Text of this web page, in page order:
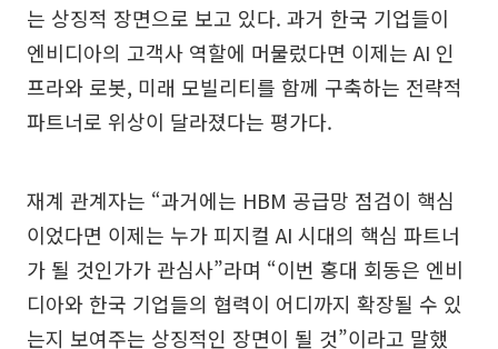
는 상징적 장면으로 보고 있다. 과거 한국 기업들이
엔비디아의 고객사 역할에 머물렀다면 이제는 AI 인
프라와 로봇, 미래 모빌리티를 함께 구축하는 전략적
파트너로 위상이 달라졌다는 평가다.
재계 관계자는 “과거에는 HBM 공급망 점검이 핵심
이었다면 이제는 누가 피지컬 AI 시대의 핵심 파트너
가 될 것인가가 관심사”라며 “이번 홍대 회동은 엔비
디아와 한국 기업들의 협력이 어디까지 확장될 수 있
는지 보여주는 상징적인 장면이 될 것”이라고 말했